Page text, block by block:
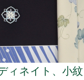
ィネイト、小紋